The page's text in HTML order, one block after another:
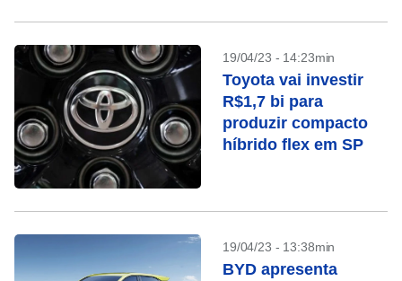
19/04/23 - 14:23min
Toyota vai investir
R$1,7 bi para
produzir compacto
híbrido flex em SP
19/04/23 - 13:38min
BYD apresenta